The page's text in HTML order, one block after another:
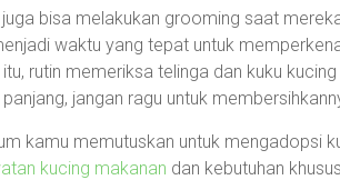
bisa melakukan grooming saat
waktu yang tepat untuk
itu, rutin memeriksa telinga dan kuku
jangan ragu untuk
kamu memutuskan untuk mengadopsi
kucing makanan dan kebutuhan